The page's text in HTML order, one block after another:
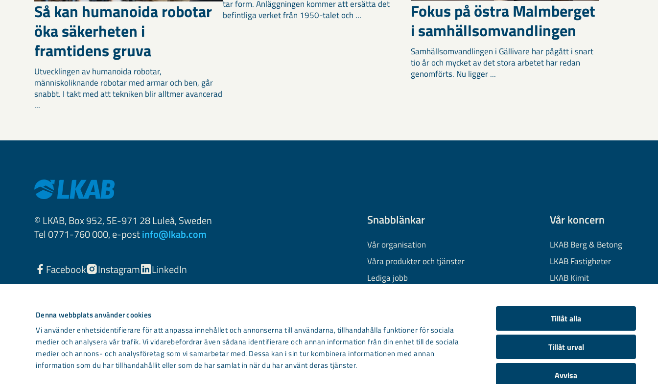
Denna webbplats använder cookies
Vi använder enhetsidentifierare för att anpassa innehållet och annonserna till användarna, tillhandahålla funktioner för sociala
medier och analysera vår trafik. Vi vidarebefordrar även sådana identifierare och annan information från din enhet till de sociala
medier och annons- och analysföretag som vi samarbetar med. Dessa kan i sin tur kombinera informationen med annan
information som du har tillhandahållit eller som de har samlat in när du har använt deras tjänster.
Tillåt alla
Tillåt urval
Avvisa
Så kan humanoida robotar
öka säkerheten i
framtidens gruva
Utvecklingen av humanoida robotar,
människoliknande robotar med armar och ben, går
snabbt. I takt med att tekniken blir alltmer avancerad
...
tar form. Anläggningen kommer att ersätta det
befintliga verket från 1950-talet och ...
Fokus på östra Malmberget
i samhällsomvandlingen
Samhällsomvandlingen i Gällivare har pågått i snart
tio år och mycket av det stora arbetet har redan
genomförts. Nu ligger ...
© LKAB, Box 952, SE-971 28 Luleå, Sweden
Tel 0771-760 000, e-postinfo@lkab.com
Facebook Instagram LinkedIn
Snabblänkar
Vår organisation
Våra produkter och tjänster
Lediga jobb
Information om cookies
Kontakta oss
Vår koncern
LKAB Berg & Betong
LKAB Fastigheter
LKAB Kimit
LKAB Wassara
Samhällsutveckling